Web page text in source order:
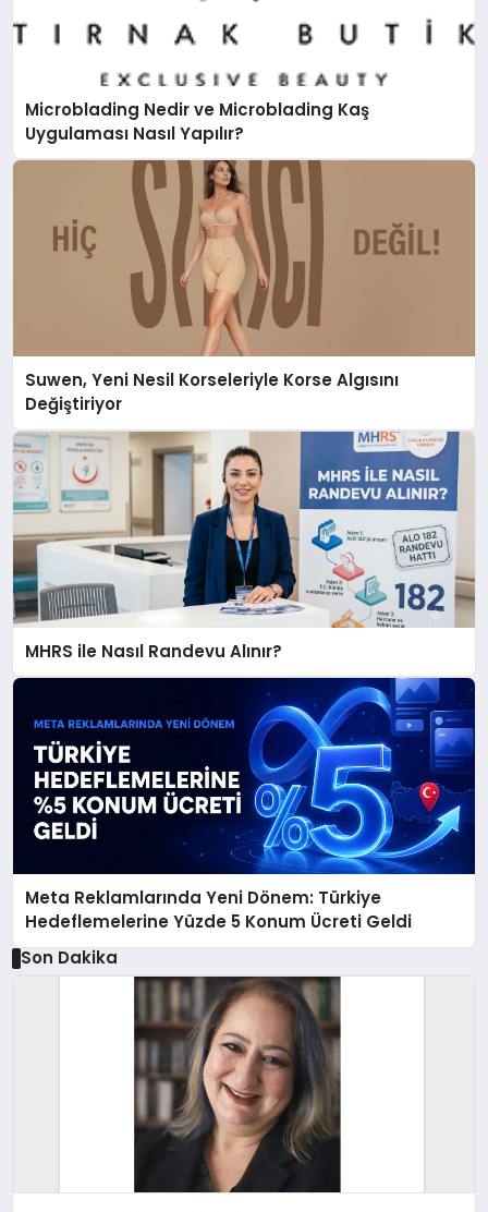
Microblading Nedir ve Microblading Kaş
Uygulaması Nasıl Yapılır?
Suwen, Yeni Nesil Korseleriyle Korse Algısını
Değiştiriyor
MHRS ile Nasıl Randevu Alınır?
Meta Reklamlarında Yeni Dönem: Türkiye
Hedeflemelerine Yüzde 5 Konum Ücreti Geldi
Son Dakika